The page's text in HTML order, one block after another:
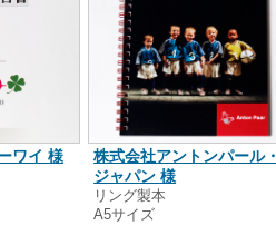
ワイ 様
株式会社アントンパール・
ジャパン 様
リング製本
A5サイズ